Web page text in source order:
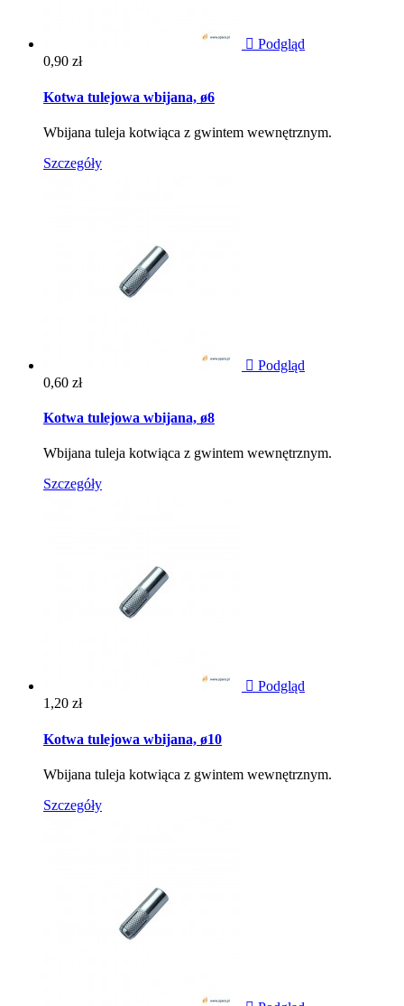
 Podgląd
Cena
0,90 zł
Kotwa tulejowa wbijana, ø6
Wbijana tuleja kotwiąca z gwintem wewnętrznym.
Szczegóły
 Podgląd
Cena
0,60 zł
Kotwa tulejowa wbijana, ø8
Wbijana tuleja kotwiąca z gwintem wewnętrznym.
Szczegóły
 Podgląd
Cena
1,20 zł
Kotwa tulejowa wbijana, ø10
Wbijana tuleja kotwiąca z gwintem wewnętrznym.
Szczegóły